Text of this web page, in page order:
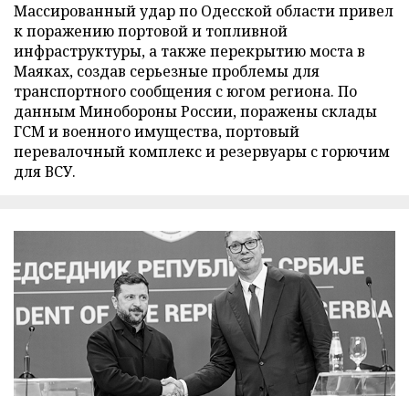
Массированный удар по Одесской области привел
к поражению портовой и топливной
инфраструктуры, а также перекрытию моста в
Маяках, создав серьезные проблемы для
транспортного сообщения с югом региона. По
данным Минобороны России, поражены склады
ГСМ и военного имущества, портовый
перевалочный комплекс и резервуары с горючим
для ВСУ.